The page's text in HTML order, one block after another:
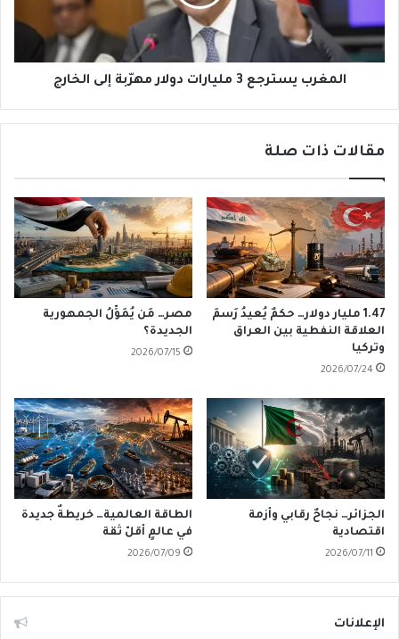
إلى
الخارج
المغرب يسترجع 3 مليارات دولار مهرّبة إلى الخارج
مقالات ذات صلة
1.47 مليار دولار… حكمٌ يُعيدُ رَسمَ
العلاقة النفطية بين العراق
وتركيا
2026/07/24
مصر… مَن يُمَوِّلُ الجمهورية
الجديدة؟
2026/07/15
الجزائر… نجاحٌ رقابي وأزمة
اقتصادية
2026/07/11
الطاقة العالمية… خريطةٌ جديدة
في عالمٍ أقلّ ثقة
2026/07/09
الإعلانات